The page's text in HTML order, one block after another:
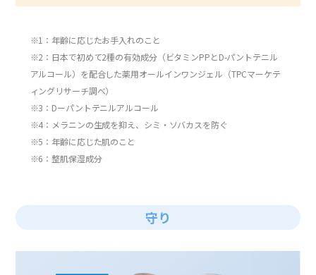
※1：年齢に応じたお手入れのこと
※2：日本で初めて2種の有効成分（ビタミンPPとD-パントテニル
アルコール）を配合した薬用オールインワンジェル（TPCマーケテ
ィングリサーチ調べ）
※3：Dーパントテニルアルコール
※4：メラニンの生成を抑え、シミ・ソバカスを防ぐ
※5：年齢に応じた肌のこと
※6：整肌保湿成分
守り